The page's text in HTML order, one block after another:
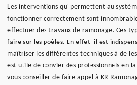
Les interventions qui permettent au
fonctionner correctement sont
effectuer des travaux de ramonage. Ces
faire sur les poêles. En effet, il est
maîtriser les différentes techniques à de
est utile de convier des professionnels en
vous conseiller de faire appel à KR